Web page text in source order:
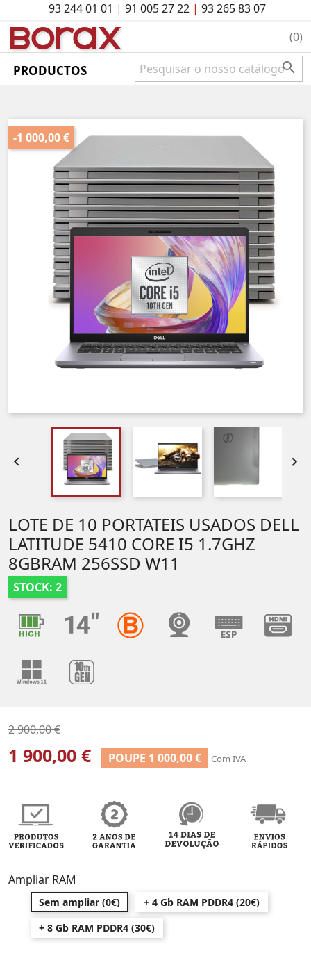
93 244 01 01 | 91 005 27 22| 93 265 83 07
BOrAx (0)
PRODUCTOS 
-1 000,00 €
 
LOTE DE 10 PORTATEIS USADOS DELL
LATITUDE 5410 CORE I5 1.7GHZ
8GBRAM 256SSD W11
STOCK: 2
2 900,00 €
1 900,00 € POUPE 1 000,00 € Com IVA
Ampliar RAM
Sem ampliar (0€)
+ 4 Gb RAM PDDR4 (20€)
+ 8 Gb RAM PDDR4 (30€)